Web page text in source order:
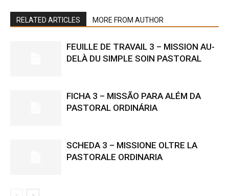
RELATED ARTICLES MORE FROM AUTHOR
FEUILLE DE TRAVAIL 3 – MISSION AU-
DELÀ DU SIMPLE SOIN PASTORAL
FICHA 3 – MISSÃO PARA ALÉM DA
PASTORAL ORDINÁRIA
SCHEDA 3 – MISSIONE OLTRE LA
PASTORALE ORDINARIA